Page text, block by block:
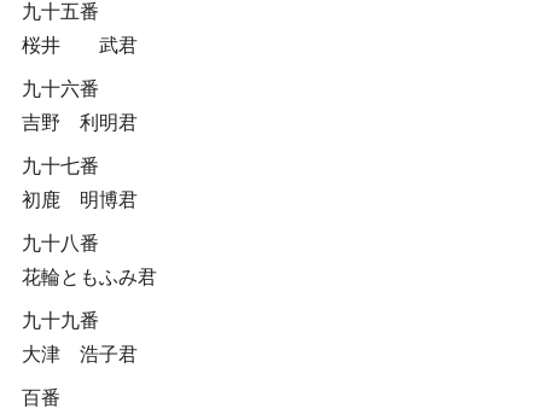
九十五番
桜井 武君
九十六番
吉野 利明君
九十七番
初鹿 明博君
九十八番
花輪ともふみ君
九十九番
大津 浩子君
百番